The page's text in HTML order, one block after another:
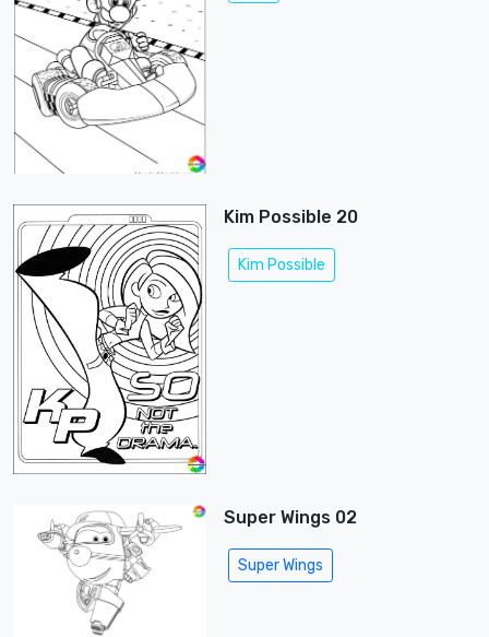
Kim Possible 20
Kim Possible
Super Wings 02
Super Wings